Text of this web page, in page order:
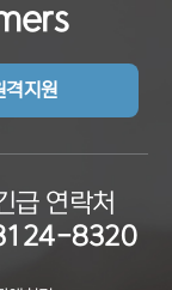
격지원
급 연락처
8320